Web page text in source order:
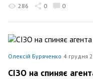
286 0 0
Олексій Буряченко 4 грудня
СІЗО на спиняє